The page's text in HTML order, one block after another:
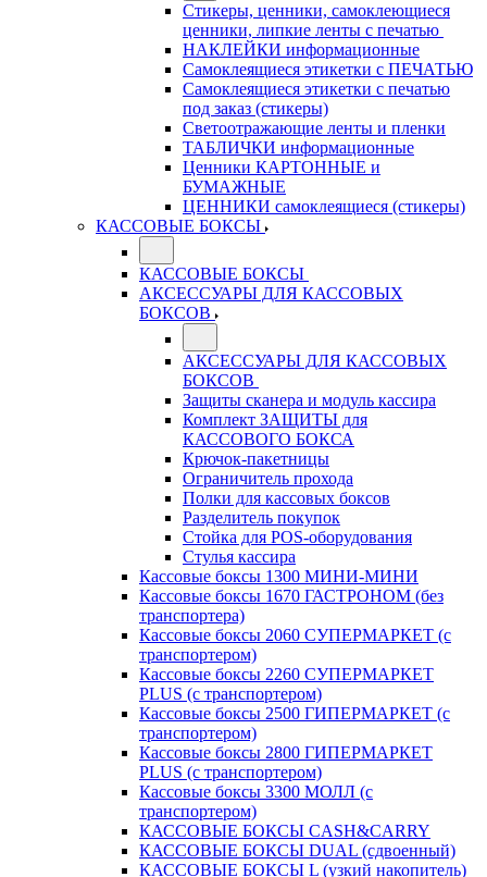
Стикеры, ценники, самоклеющиеся
ценники, липкие ленты с печатью
НАКЛЕЙКИ информационные
Самоклеящиеся этикетки с ПЕЧАТЬЮ
Самоклеящиеся этикетки с печатью
под заказ (стикеры)
Светоотражающие ленты и пленки
ТАБЛИЧКИ информационные
Ценники КАРТОННЫЕ и
БУМАЖНЫЕ
ЦЕННИКИ самоклеящиеся (стикеры)
КАССОВЫЕ БОКСЫ
КАССОВЫЕ БОКСЫ
АКСЕССУАРЫ ДЛЯ КАССОВЫХ
БОКСОВ
АКСЕССУАРЫ ДЛЯ КАССОВЫХ
БОКСОВ
Защиты сканера и модуль кассира
Комплект ЗАЩИТЫ для
КАССОВОГО БОКСА
Крючок-пакетницы
Ограничитель прохода
Полки для кассовых боксов
Разделитель покупок
Стойка для POS-оборудования
Стулья кассира
Кассовые боксы 1300 МИНИ-МИНИ
Кассовые боксы 1670 ГАСТРОНОМ (без
транспортера)
Кассовые боксы 2060 СУПЕРМАРКЕТ (с
транспортером)
Кассовые боксы 2260 СУПЕРМАРКЕТ
PLUS (с транспортером)
Кассовые боксы 2500 ГИПЕРМАРКЕТ (с
транспортером)
Кассовые боксы 2800 ГИПЕРМАРКЕТ
PLUS (с транспортером)
Кассовые боксы 3300 МОЛЛ (с
транспортером)
КАССОВЫЕ БОКСЫ CASH&CARRY
КАССОВЫЕ БОКСЫ DUAL (сдвоенный)
КАССОВЫЕ БОКСЫ L (узкий накопитель)